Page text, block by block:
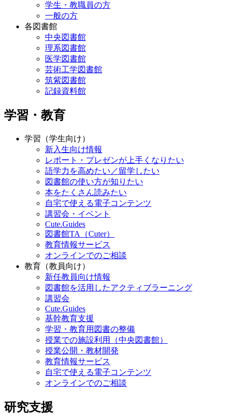
学生・教職員の方
一般の方
各図書館
中央図書館
理系図書館
医学図書館
芸術工学図書館
筑紫図書館
記録資料館
学習・教育
学習（学生向け）
新入生向け情報
レポート・プレゼンが上手くなりたい
語学力を高めたい／留学したい
図書館の使い方が知りたい
本をたくさん読みたい
自宅で使える電子コンテンツ
講習会・イベント
Cute.Guides
図書館TA（Cuter）
教育情報サービス
オンラインでのご相談
教育（教員向け）
新任教員向け情報
図書館を活用したアクティブラーニング
講習会
Cute.Guides
基幹教育支援
学習・教育用図書の整備
授業での施設利用（中央図書館）
授業公開・教材開発
教育情報サービス
自宅で使える電子コンテンツ
オンラインでのご相談
研究支援